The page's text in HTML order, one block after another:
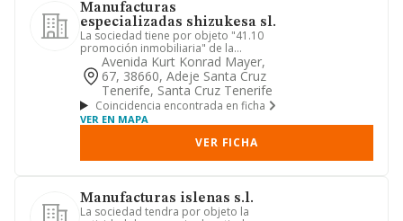
Manufacturas
especializadas shizukesa sl.
La sociedad tiene por objeto "41.10
promoción inmobiliaria" de la
clasificación nacional de activid...
Avenida Kurt Konrad Mayer,
67, 38660, Adeje Santa Cruz
Tenerife, Santa Cruz Tenerife
Coincidencia encontrada en ficha
VER EN MAPA
VER FICHA
Manufacturas islenas s.l.
La sociedad tendra por objeto la